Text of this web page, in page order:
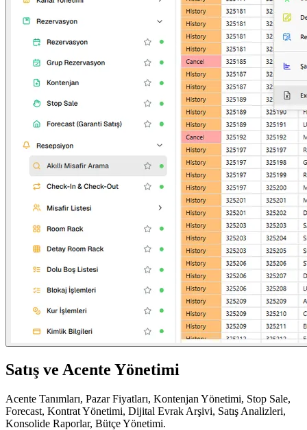
Satış ve Acente Yönetimi
Acente Tanımları, Pazar Fiyatları, Kontenjan Yönetimi, Stop Sale,
Forecast, Kontrat Yönetimi, Dijital Evrak Arşivi, Satış Analizleri,
Konsolide Raporlar, Bütçe Yönetimi.